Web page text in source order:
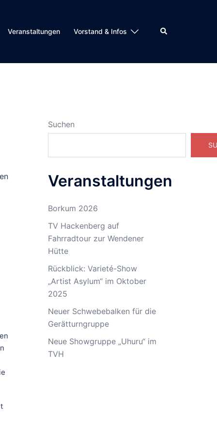
Veranstaltungen Vorstand & Infos Suche
Suchen
Veranstaltungen
Borkum 2026
TV Hackenberg auf
Fahrradtour zur Wendener
Hütte
Rückblick: Varieté-Show
„Artist Asylum“ im Oktober
2025
Neuer Schwebebalken für die
Gerätturngruppe
Neue Showgruppe „Uhuru“ im
TVH